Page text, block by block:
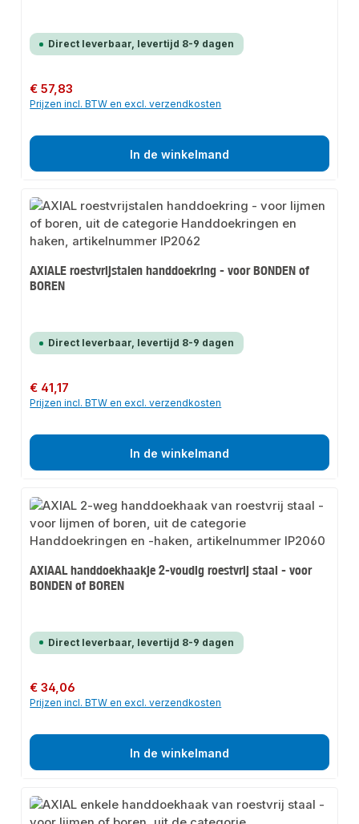
Direct leverbaar, levertijd 8-9 dagen
Normale prijs:
€ 57,83
Prijzen incl. BTW en excl. verzendkosten
In de winkelmand
AXIALE roestvrijstalen handdoekring - voor BONDEN of
BOREN
Direct leverbaar, levertijd 8-9 dagen
Normale prijs:
€ 41,17
Prijzen incl. BTW en excl. verzendkosten
In de winkelmand
AXIAAL handdoekhaakje 2-voudig roestvrij staal - voor
BONDEN of BOREN
Direct leverbaar, levertijd 8-9 dagen
Normale prijs:
€ 34,06
Prijzen incl. BTW en excl. verzendkosten
In de winkelmand